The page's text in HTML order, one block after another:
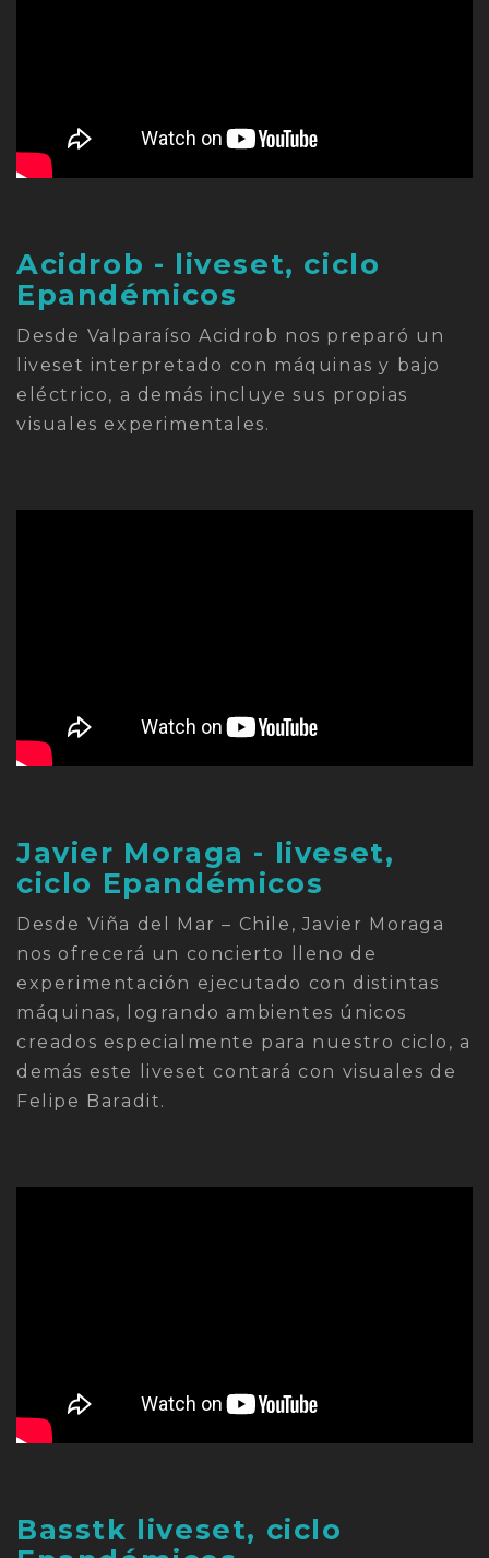
Acidrob - liveset, ciclo
Epandémicos
Desde Valparaíso Acidrob nos preparó un
liveset interpretado con máquinas y bajo
eléctrico, a demás incluye sus propias
visuales experimentales.
Javier Moraga - liveset,
ciclo Epandémicos
Desde Viña del Mar – Chile, Javier Moraga
nos ofrecerá un concierto lleno de
experimentación ejecutado con distintas
máquinas, logrando ambientes únicos
creados especialmente para nuestro ciclo, a
demás este liveset contará con visuales de
Felipe Baradit.
Basstk liveset, ciclo